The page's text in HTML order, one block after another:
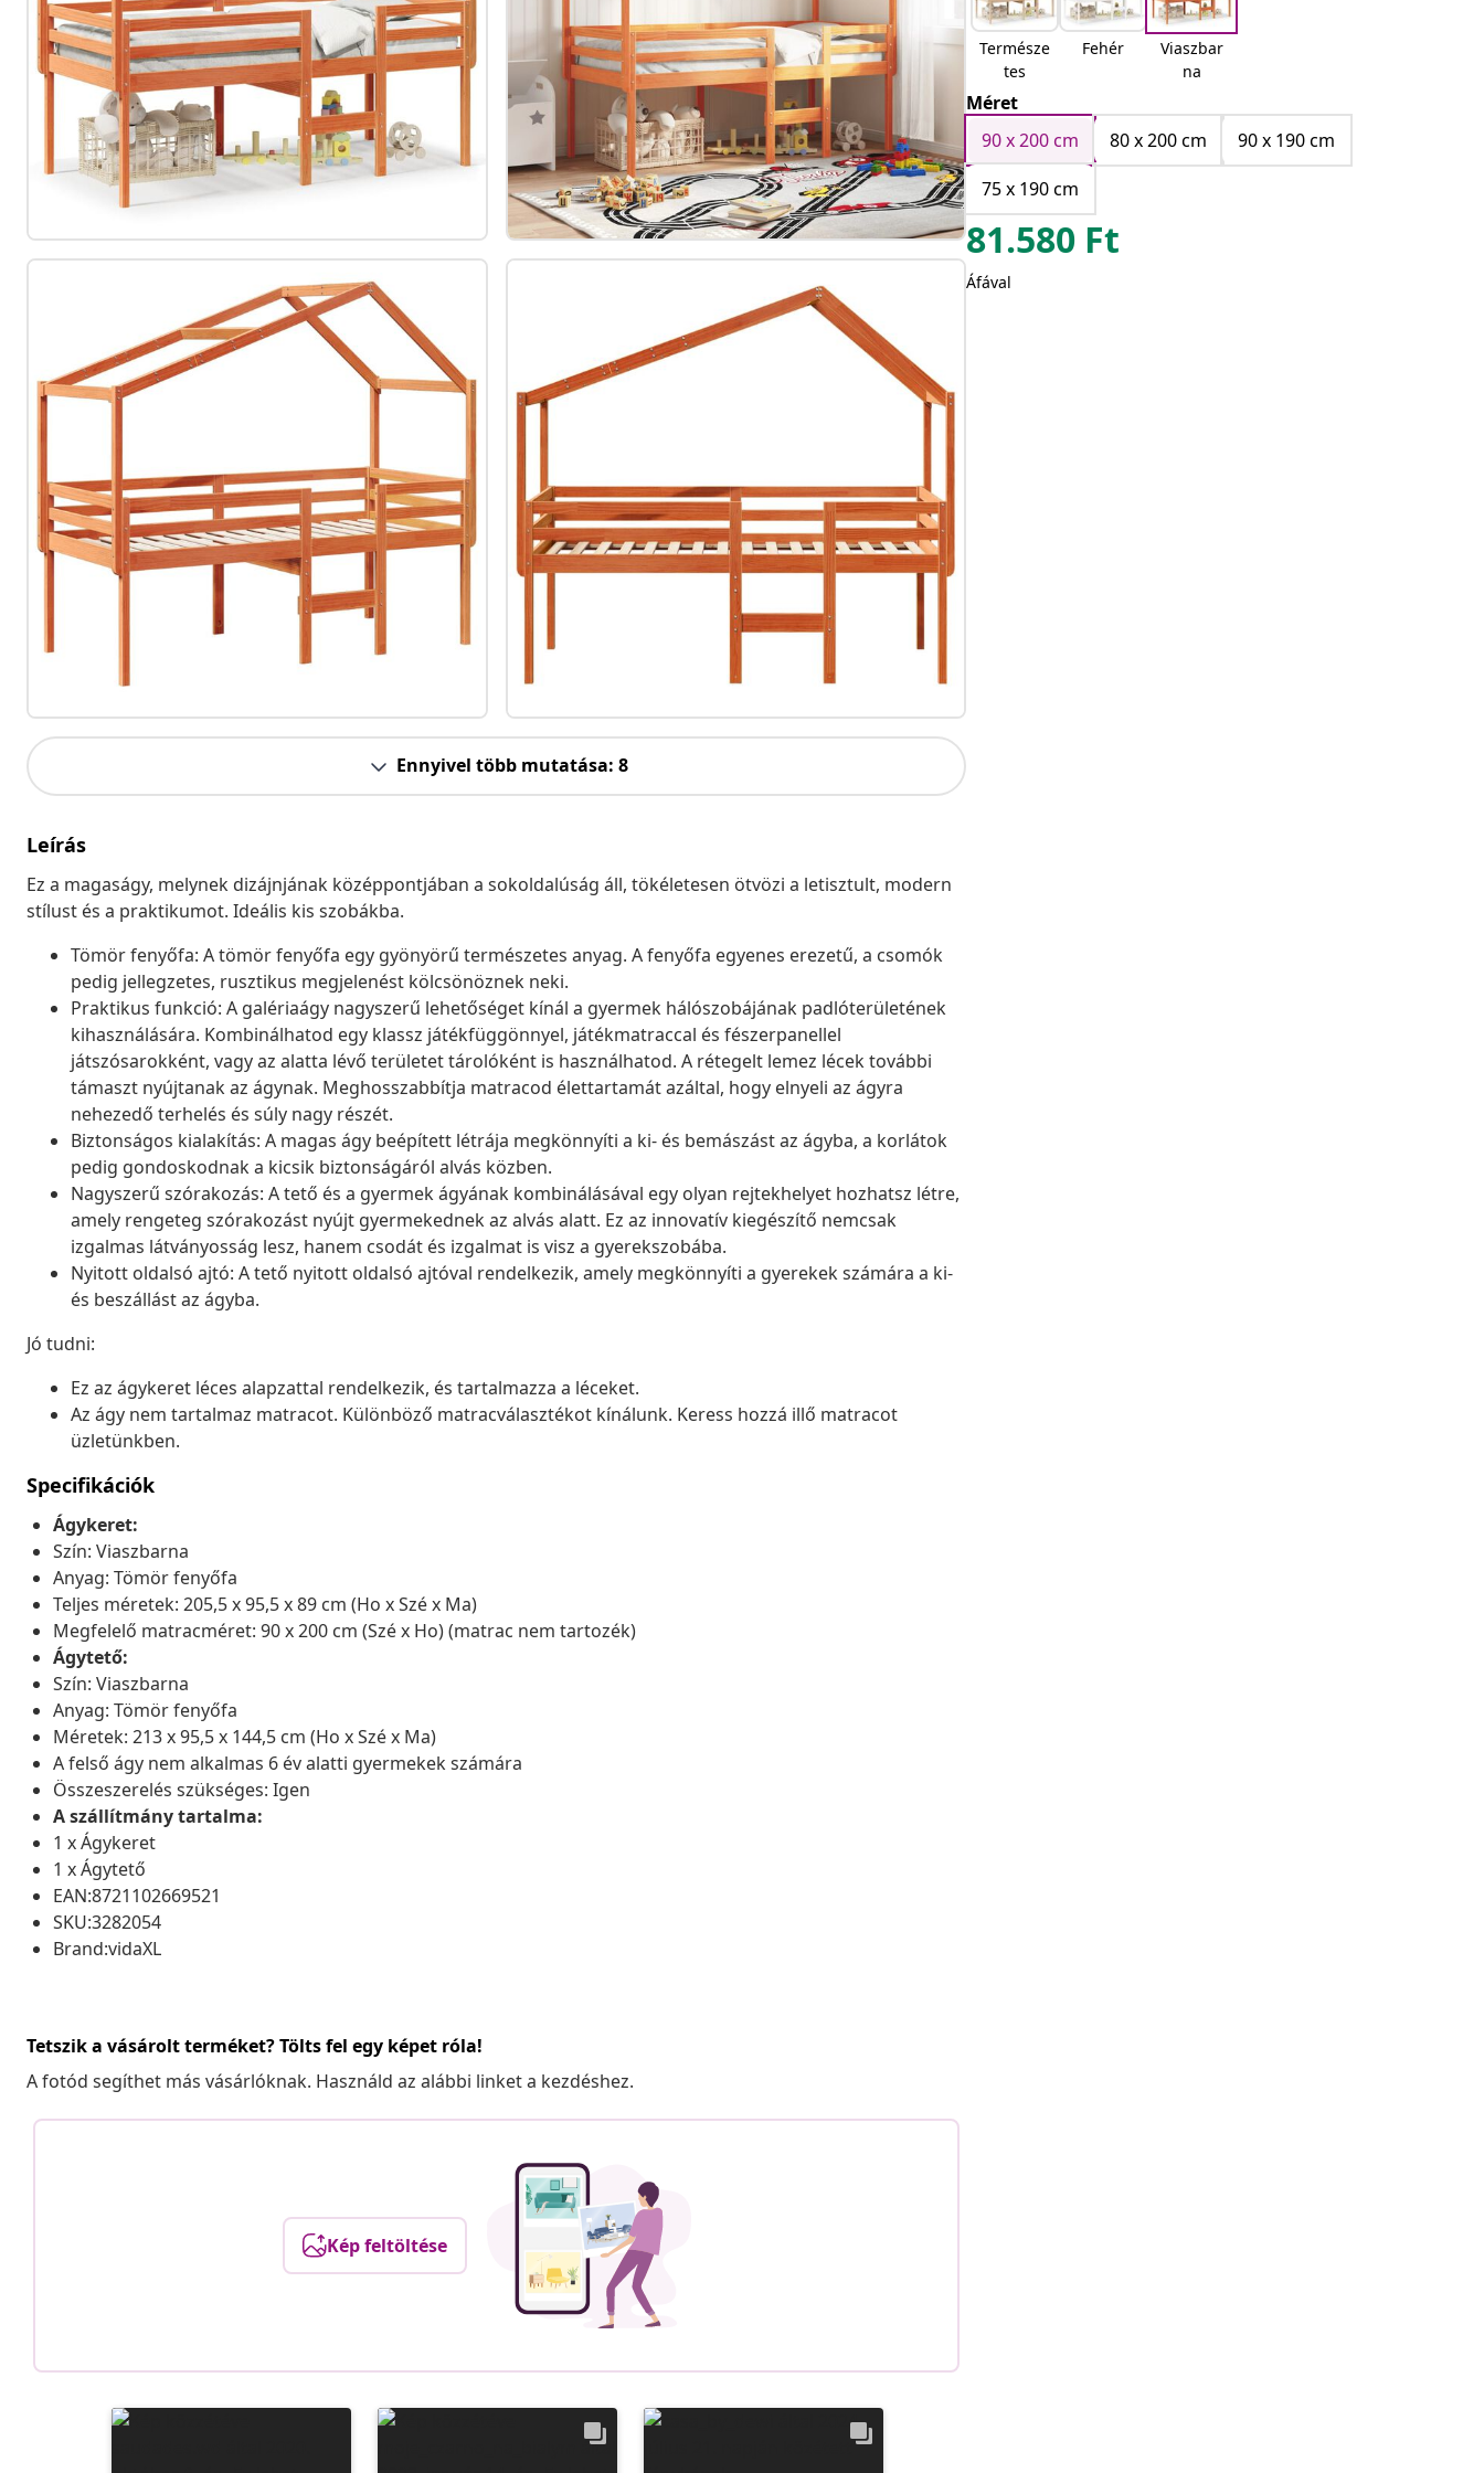
Ennyivel több mutatása: 8
Leírás
Ez a magaságy, melynek dizájnjának középpontjában a sokoldalúság áll, tökéletesen ötvözi a letisztult, modern
stílust és a praktikumot. Ideális kis szobákba.
Tömör fenyőfa: A tömör fenyőfa egy gyönyörű természetes anyag. A fenyőfa egyenes erezetű, a csomók
pedig jellegzetes, rusztikus megjelenést kölcsönöznek neki.
Praktikus funkció: A galériaágy nagyszerű lehetőséget kínál a gyermek hálószobájának padlóterületének
kihasználására. Kombinálhatod egy klassz játékfüggönnyel, játékmatraccal és fészerpanellel
játszósarokként, vagy az alatta lévő területet tárolóként is használhatod. A rétegelt lemez lécek további
támaszt nyújtanak az ágynak. Meghosszabbítja matracod élettartamát azáltal, hogy elnyeli az ágyra
nehezedő terhelés és súly nagy részét.
Biztonságos kialakítás: A magas ágy beépített létrája megkönnyíti a ki- és bemászást az ágyba, a korlátok
pedig gondoskodnak a kicsik biztonságáról alvás közben.
Nagyszerű szórakozás: A tető és a gyermek ágyának kombinálásával egy olyan rejtekhelyet hozhatsz létre,
amely rengeteg szórakozást nyújt gyermekednek az alvás alatt. Ez az innovatív kiegészítő nemcsak
izgalmas látványosság lesz, hanem csodát és izgalmat is visz a gyerekszobába.
Nyitott oldalsó ajtó: A tető nyitott oldalsó ajtóval rendelkezik, amely megkönnyíti a gyerekek számára a ki-
és beszállást az ágyba.
Jó tudni:
Ez az ágykeret léces alapzattal rendelkezik, és tartalmazza a léceket.
Az ágy nem tartalmaz matracot. Különböző matracválasztékot kínálunk. Keress hozzá illő matracot
üzletünkben.
Specifikációk
Ágykeret:
Szín: Viaszbarna
Anyag: Tömör fenyőfa
Teljes méretek: 205,5 x 95,5 x 89 cm (Ho x Szé x Ma)
Megfelelő matracméret: 90 x 200 cm (Szé x Ho) (matrac nem tartozék)
Ágytető:
Szín: Viaszbarna
Anyag: Tömör fenyőfa
Méretek: 213 x 95,5 x 144,5 cm (Ho x Szé x Ma)
A felső ágy nem alkalmas 6 év alatti gyermekek számára
Összeszerelés szükséges: Igen
A szállítmány tartalma:
1 x Ágykeret
1 x Ágytető
EAN:8721102669521
SKU:3282054
Brand:vidaXL
Tetszik a vásárolt terméket? Tölts fel egy képet róla!
A fotód segíthet más vásárlóknak. Használd az alábbi linket a kezdéshez.
Kép feltöltése
Természe
tes
Fehér
Viaszbar
na
Méret
90 x 200 cm
80 x 200 cm
90 x 190 cm
75 x 190 cm
81.580 Ft
Áfával